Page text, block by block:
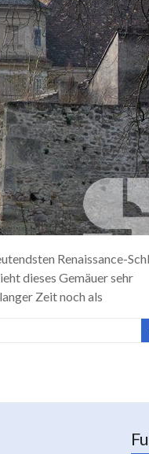
Renaissance-
dieses Gemäuer sehr
Zeit noch als